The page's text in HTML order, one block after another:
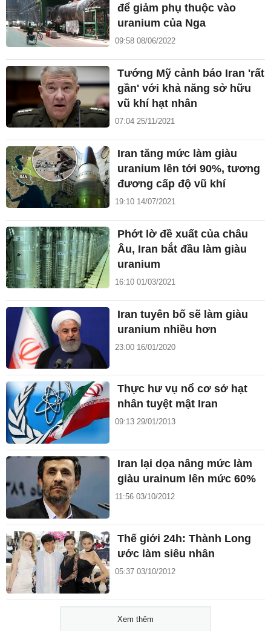
để giảm phụ thuộc vào
uranium của Nga
09:58 08/06/2022
Tướng Mỹ cảnh báo Iran 'rất
gần' với khả năng sở hữu
vũ khí hạt nhân
07:04 25/11/2021
Iran tăng mức làm giàu
uranium lên tới 90%, tương
đương cấp độ vũ khí
19:10 14/07/2021
Phớt lờ đề xuất của châu
Âu, Iran bắt đầu làm giàu
uranium
16:10 01/03/2021
Iran tuyên bố sẽ làm giàu
uranium nhiều hơn
23:00 16/01/2020
Thực hư vụ nổ cơ sở hạt
nhân tuyệt mật Iran
09:13 29/01/2013
Iran lại dọa nâng mức làm
giàu urainum lên mức 60%
11:56 03/10/2012
Thế giới 24h: Thành Long
ước làm siêu nhân
05:37 03/10/2012
Xem thêm